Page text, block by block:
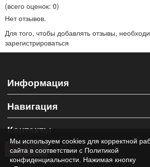
(всего оценок: 0)
Нет отзывов.
Для того, чтобы добавлять отзывы,
зарегистрироваться
Информация
Навигация
Контакты
Мы используем cookies для корректной
сайта в соответствии с Политикой
конфиденциальности . Нажимая кнопку